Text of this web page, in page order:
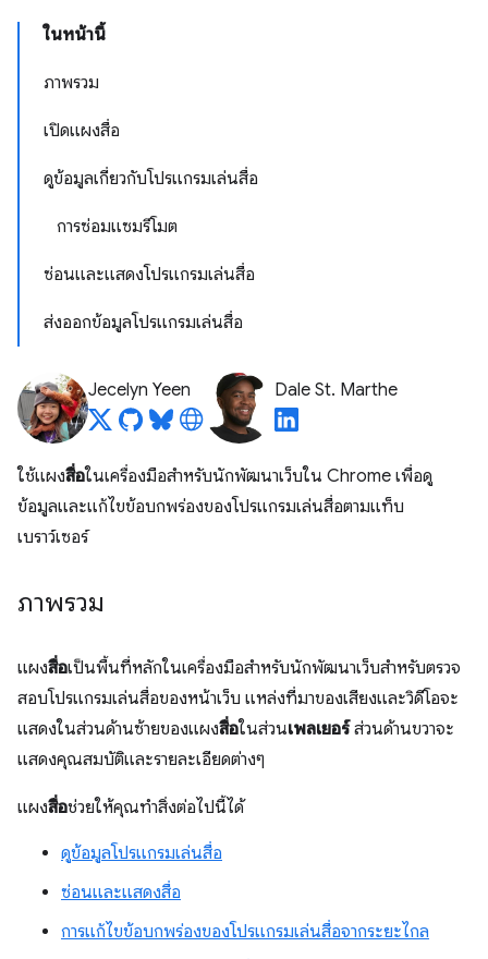
ในหน้านี้
ภาพรวม
เปิดแผงสื่อ
ดูข้อมูลเกี่ยวกับโปรแกรมเล่นสื่อ
การซ่อมแซมรีโมต
ซ่อนและแสดงโปรแกรมเล่นสื่อ
ส่งออกข้อมูลโปรแกรมเล่นสื่อ
Jecelyn Yeen Dale St. Marthe
ใช้แผงสื่อในเครื่องมือสำหรับนักพัฒนาเว็บใน Chrome เพื่อดู
ข้อมูลและแก้ไขข้อบกพร่องของโปรแกรมเล่นสื่อตามแท็บ
เบราว์เซอร์
ภาพรวม
แผงสื่อเป็นพื้นที่หลักในเครื่องมือสำหรับนักพัฒนาเว็บสําหรับตรวจ
สอบโปรแกรมเล่นสื่อของหน้าเว็บ แหล่งที่มาของเสียงและวิดีโอจะ
แสดงในส่วนด้านซ้ายของแผงสื่อในส่วนเพลเยอร์ส่วนด้านขวาจะ
แสดงคุณสมบัติและรายละเอียดต่างๆ
แผงสื่อช่วยให้คุณทําสิ่งต่อไปนี้ได้
ดูข้อมูลโปรแกรมเล่นสื่อ
ซ่อนและแสดงสื่อ
การแก้ไขข้อบกพร่องของโปรแกรมเล่นสื่อจากระยะไกล